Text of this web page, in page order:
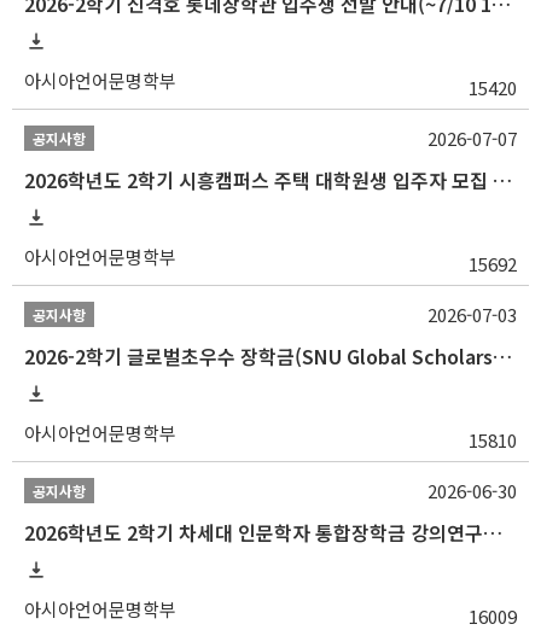
아시아언어문명학부 15420
공지사항
2026학년도 2학기 시흥캠퍼스 주택 대학원생 입주자 모집 안내
아시아언어문명학부 15692
2026-07-07
공지사항
2026-2학기 글로벌초우수 장학금(SNU Global Scholarship, GS) 신청 안내(~7/12 23:00)
아시아언어문명학부 15810
2026-07-03
공지사항
2026학년도 2학기 차세대 인문학자 통합장학금 강의연구조교 선발 안내(~7/8)
아시아언어문명학부 16009
2026-06-30